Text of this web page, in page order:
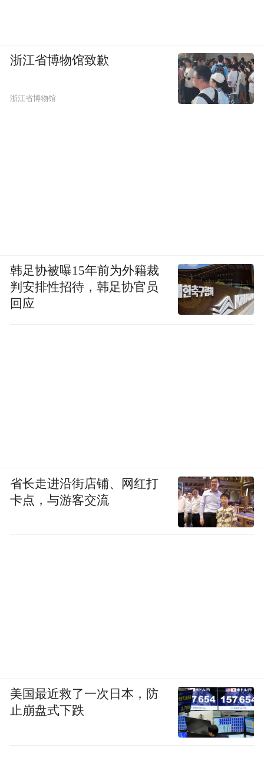
浙江省博物馆致歉
浙江省博物馆
韩足协被曝15年前为外籍裁
判安排性招待，韩足协官员
回应
省长走进沿街店铺、网红打
卡点，与游客交流
美国最近救了一次日本，防
止崩盘式下跌